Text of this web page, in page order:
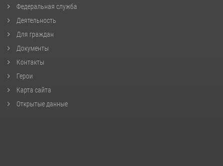
Федеральная служба
Деятельность
Для граждан
Документы
Контакты
Герои
Карта сайта
Открытые данные